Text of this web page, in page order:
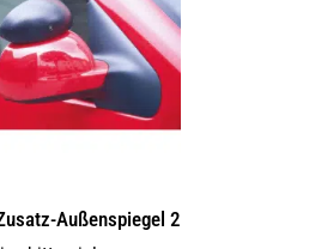
Außen­spiegel 2